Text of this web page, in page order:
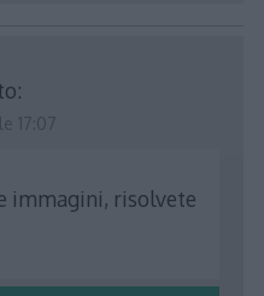
17:07
immagini, risolvete